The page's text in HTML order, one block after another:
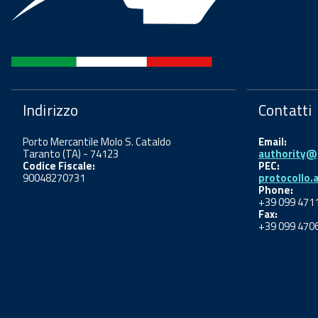
Indirizzo
Porto Mercantile Molo S. Cataldo
Taranto (TA) - 74123
Codice Fiscale:
90048270731
Contatti
Email:
PEC:
Phone:
+39 099
Fax:
+39 099